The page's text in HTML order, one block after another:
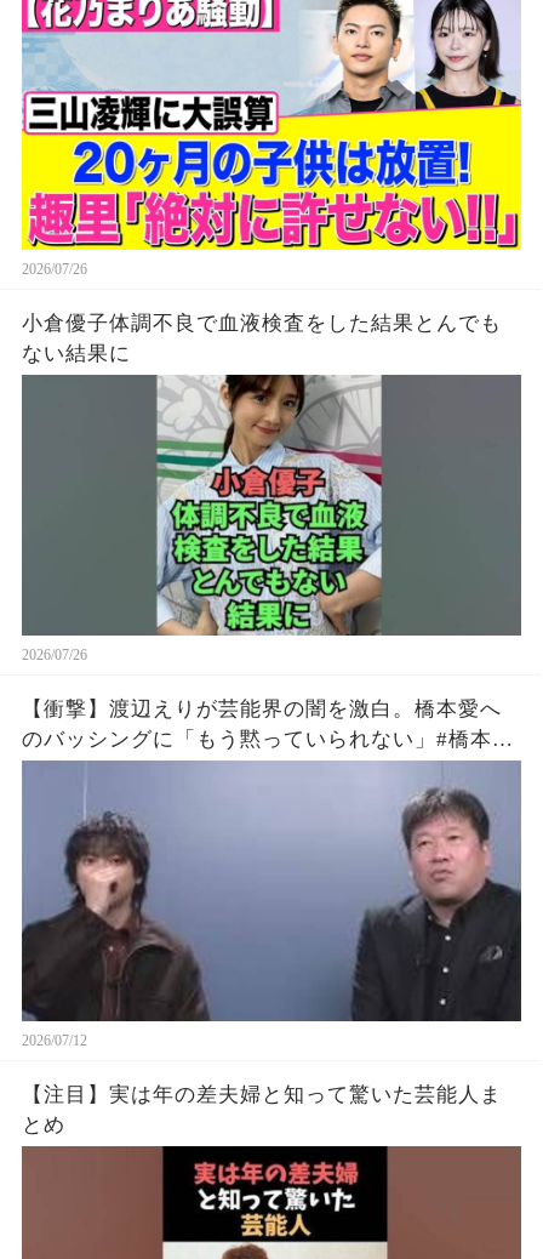
2026/07/26
小倉優子体調不良で血液検査をした結果とんでも
ない結果に
2026/07/26
【衝撃】渡辺えりが芸能界の闇を激白。橋本愛へ
のバッシングに「もう黙っていられない」#橋本愛
2026/07/12
【注目】実は年の差夫婦と知って驚いた芸能人ま
とめ